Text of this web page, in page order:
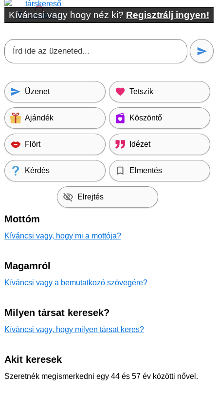
Kíváncsi vagy hogy néz ki? Regisztrálj ingyen!
Üzenet Tetszik
Ajándék Köszöntő
Flört Idézet
Kérdés Elmentés
Elrejtés
Mottóm
Kíváncsi vagy, hogy mi a mottója?
Magamról
Kíváncsi vagy a bemutatkozó szövegére?
Milyen társat keresek?
Kíváncsi vagy, hogy milyen társat keres?
Akit keresek
Szeretnék megismerkedni egy 44 és 57 év közötti nővel.